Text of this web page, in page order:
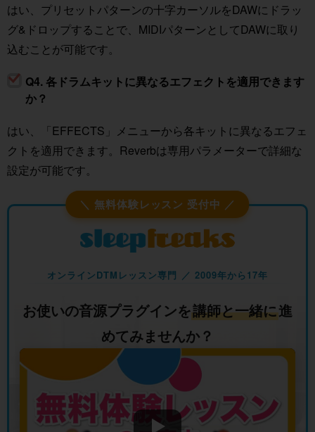
はい、プリセットパターンの十字カーソルをDAWにドラッ
グ&ドロップすることで、MIDIパターンとしてDAWに取り
込むことが可能です。
Q4. 各ドラムキットに異なるエフェクトを適用できます
か？
はい、「EFFECTS」メニューから各キットに異なるエフェ
クトを適用できます。Reverbは専用パラメーターで詳細な
設定が可能です。
＼ 無料体験レッスン 受付中 ／
オンラインDTMレッスン専門 ／ 2009年から17年
お使いの音源プラグインを講師と一緒に進
めてみませんか？